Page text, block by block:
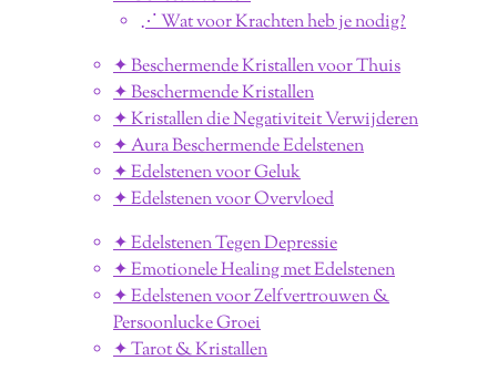
⋰ Wat voor Krachten heb je nodig?
✦ Beschermende Kristallen voor Thuis
✦ Beschermende Kristallen
✦ Kristallen die Negativiteit Verwijderen
✦ Aura Beschermende Edelstenen
✦ Edelstenen voor Geluk
✦ Edelstenen voor Overvloed
✦ Edelstenen Tegen Depressie
✦ Emotionele Healing met Edelstenen
✦ Edelstenen voor Zelfvertrouwen &
Persoonlucke Groei
✦ Tarot & Kristallen